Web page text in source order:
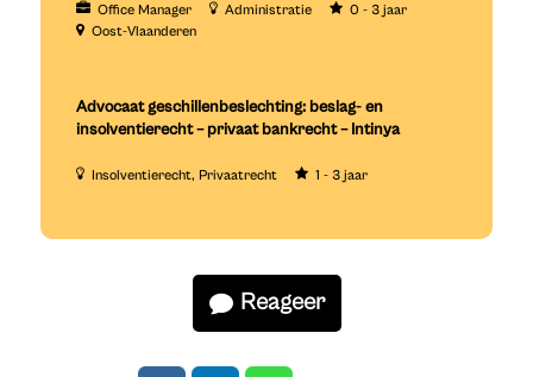
Office Manager Administratie
0 - 3 jaar
Oost-Vlaanderen
Advocaat geschillenbeslechting: beslag- en
insolventierecht – privaat bankrecht – Intinya
Insolventierecht Privaatrecht 1 - 3 jaar
Reageer